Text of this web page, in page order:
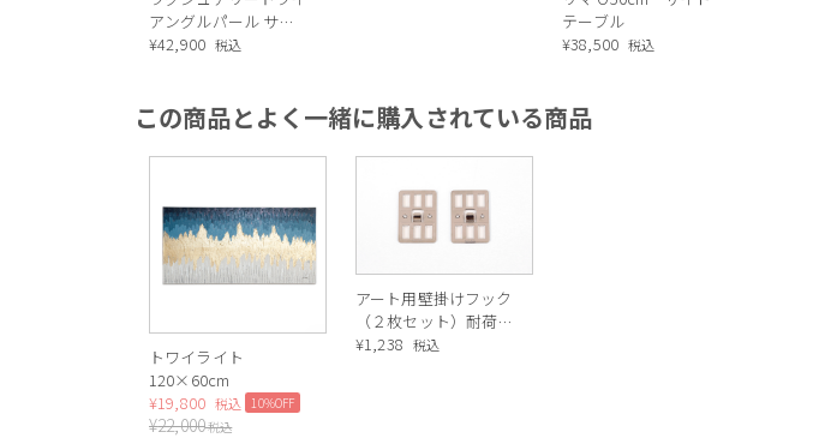
アングルパール サイ
ドテーブル
¥42,900 税込
テーブル
¥38,500 税込
この商品とよく一緒に購入されている商品
トワイライト
120×60cm
¥19,800 税込 10%OFF
¥22,000税込
アート用壁掛けフック
（２枚セット）耐荷
重：3kg
¥1,238 税込